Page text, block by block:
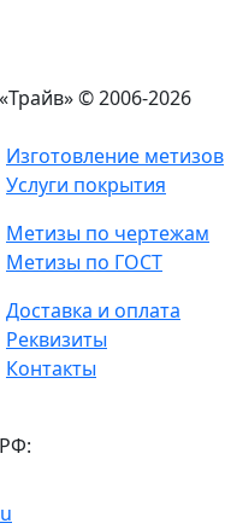
© 2006-2026
Изготовление метизов
Услуги покрытия
Метизы по чертежам
Метизы по ГОСТ
Доставка и оплата
Реквизиты
Контакты